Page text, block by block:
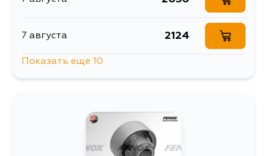
7 августа 2124
2124
Показать еще 10